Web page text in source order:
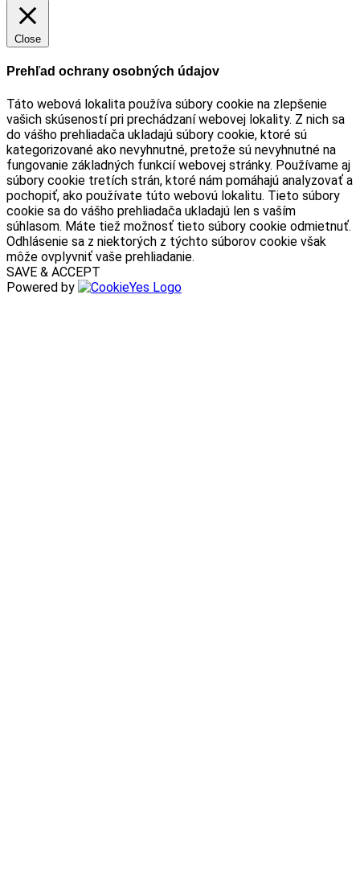
Close
Prehľad ochrany osobných údajov
Táto webová lokalita používa súbory cookie na zlepšenie
vašich skúseností pri prechádzaní webovej lokality. Z nich sa
do vášho prehliadača ukladajú súbory cookie, ktoré sú
kategorizované ako nevyhnutné, pretože sú nevyhnutné na
fungovanie základných funkcií webovej stránky. Používame aj
súbory cookie tretích strán, ktoré nám pomáhajú analyzovať a
pochopiť, ako používate túto webovú lokalitu. Tieto súbory
cookie sa do vášho prehliadača ukladajú len s vaším
súhlasom. Máte tiež možnosť tieto súbory cookie odmietnuť.
Odhlásenie sa z niektorých z týchto súborov cookie však
môže ovplyvniť vaše prehliadanie.
SAVE & ACCEPT
Powered by